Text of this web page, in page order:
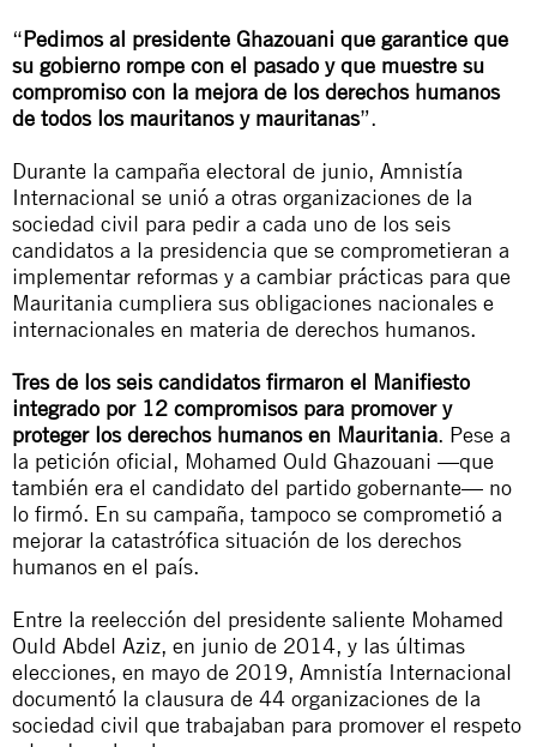
“Pedimos al presidente Ghazouani que garantice que
su gobierno rompe con el pasado y que muestre su
compromiso con la mejora de los derechos humanos
de todos los mauritanos y mauritanas”.
Durante la campaña electoral de junio, Amnistía
Internacional se unió a otras organizaciones de la
sociedad civil para pedir a cada uno de los seis
candidatos a la presidencia que se comprometieran a
implementar reformas y a cambiar prácticas para que
Mauritania cumpliera sus obligaciones nacionales e
internacionales en materia de derechos humanos.
Tres de los seis candidatos firmaron el Manifiesto
integrado por 12 compromisos para promover y
proteger los derechos humanos en Mauritania. Pese a
la petición oficial, Mohamed Ould Ghazouani —que
también era el candidato del partido gobernante— no
lo firmó. En su campaña, tampoco se comprometió a
mejorar la catastrófica situación de los derechos
humanos en el país.
Entre la reelección del presidente saliente Mohamed
Ould Abdel Aziz, en junio de 2014, y las últimas
elecciones, en mayo de 2019, Amnistía Internacional
documentó la clausura de 44 organizaciones de la
sociedad civil que trabajaban para promover el respeto